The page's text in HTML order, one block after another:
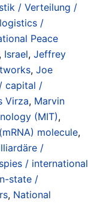
/ Verteilung /
/
Peace
, Israel, Jeffrey
, Joe
capital /
Virza, Marvin
(MIT),
molecule,
/
/ international
state /
, National